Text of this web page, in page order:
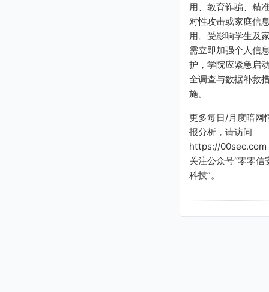
用、教育诈骗、精
对性攻击或家庭信
用。受影响学生及
需立即加强个人信
护，学院应紧急启
全调查与数据补救
施。
更多每日/月度暗网
报分析，请访问
https://00sec.com
关注公众号“零零信
科技”。